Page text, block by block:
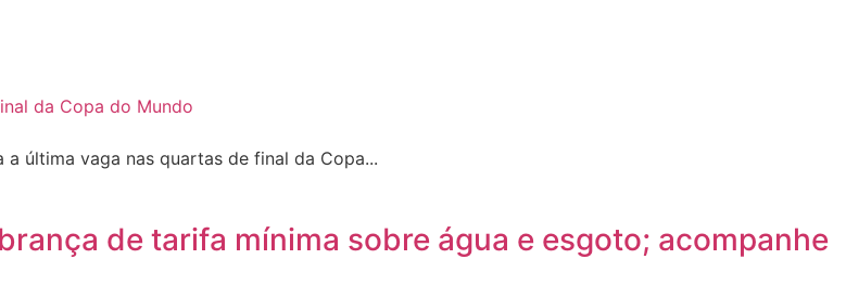
última vaga nas quartas de final da Copa...
de tarifa mínima sobre água e esgoto; acompanhe